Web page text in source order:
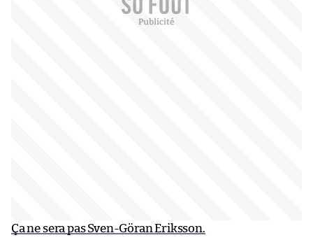
Ça ne sera pas Sven-Göran Eriksson.